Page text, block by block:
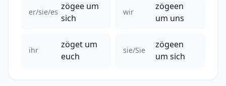
er/sie/es
zögee um
sich
wir
zögeen
um uns
ihr
zöget um
euch
sie/Sie
zögeen
um sich